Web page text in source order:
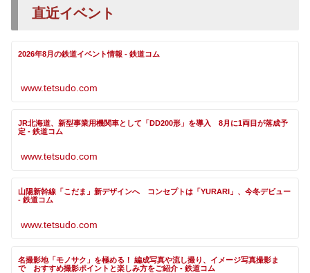
直近イベント
2026年8月の鉄道イベント情報 - 鉄道コム
www.tetsudo.com
JR北海道、新型事業用機関車として「DD200形」を導入 8月に1両目が落成予
定 - 鉄道コム
www.tetsudo.com
山陽新幹線「こだま」新デザインへ コンセプトは「YURARI」、今冬デビュー
- 鉄道コム
www.tetsudo.com
名撮影地「モノサク」を極める！ 編成写真や流し撮り、イメージ写真撮影ま
で おすすめ撮影ポイントと楽しみ方をご紹介 - 鉄道コム